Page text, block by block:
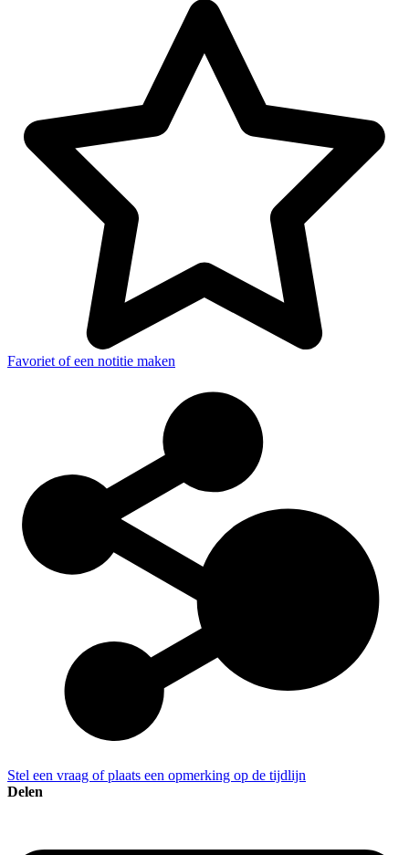
Favoriet of een notitie maken
Stel een vraag of plaats een opmerking op de tijdlijn
Delen